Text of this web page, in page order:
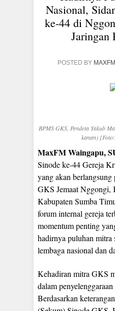
Nasional,
ke-44 di
Jaringan
POSTED BY MAXFM
BPMS GKS, Pendeta Yakub
kanan)
MaxFM Waingapu,
Sinode ke-44 Gereja
yang akan
GKS Jemaat Nggongi,
Kabupaten Sumba
forum internal gereja
momentum penting
hadirnya puluhan mitra
lembaga nasional dan
Kehadiran mitra GKS
dalam
Berdasarkan